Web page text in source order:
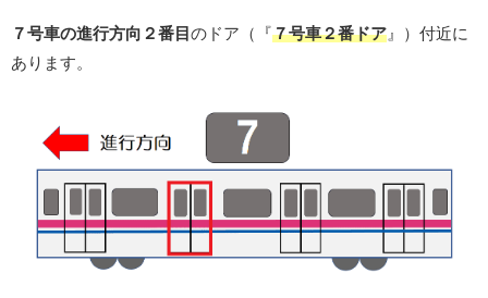
７号車の進行方向２番目 のドア（『７号車２番ドア 』）付近に
あります。